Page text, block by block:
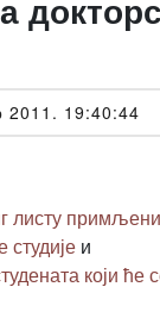
2011. 19:40:44
листу
студије и
који